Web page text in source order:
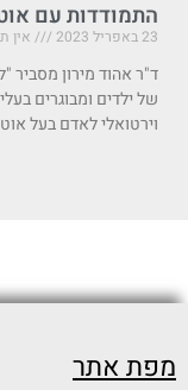
התמודדות עם
23 באפריל 2023 אין
ד"ר אהוד מירון מסביר
של ילדים ומבוגרים
וירטואלי לאדם בעל
מפת אתר